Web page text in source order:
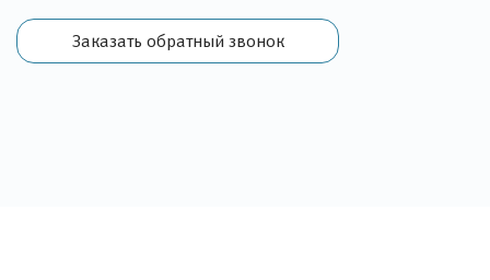
Заказать обратный звонок